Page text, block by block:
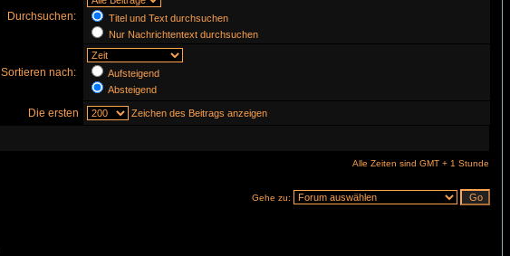
Durchsuchen:
Titel und Text durchsuchen
Nur Nachrichtentext durchsuchen
Sortieren nach:
Aufsteigend
Absteigend
Die ersten Zeichen des Beitrags anzeigen
Alle Zeiten sind GMT + 1 Stunde
Gehe zu: